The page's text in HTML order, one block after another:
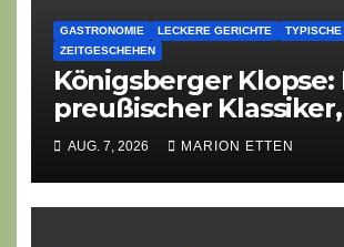
GASTRONOMIE LECKERE GERICHTE
ZEITGESCHEHEN
Königsberger Klopse:
preußischer
Zeiten überdauert
AUG. 7, 2026 MARION ETTEN